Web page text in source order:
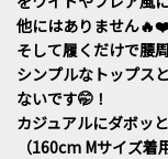
他にはありません
そして履くだけで腰
シンプルなトップス
ないです🤭！
カジュアルにダボッ
（160cm Mサイズ着